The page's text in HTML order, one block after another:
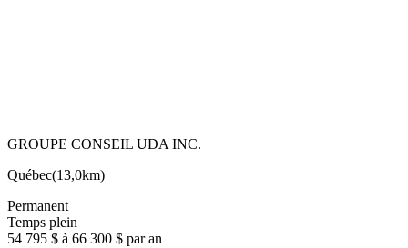
GROUPE CONSEIL UDA INC.
Québec(13,0km)
Permanent
Temps plein
54 795 $ à 66 300 $ par an